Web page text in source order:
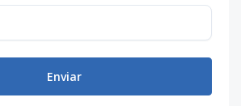
Enviar